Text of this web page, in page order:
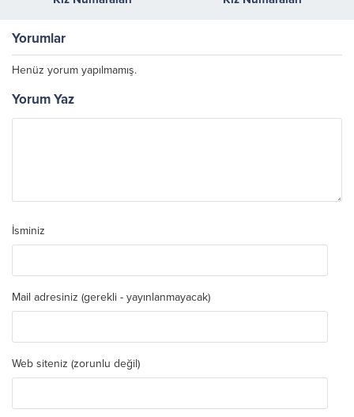
Yorumlar
Henüz yorum yapılmamış.
Yorum Yaz
İsminiz
Mail adresiniz (gerekli - yayınlanmayacak)
Web siteniz (zorunlu değil)